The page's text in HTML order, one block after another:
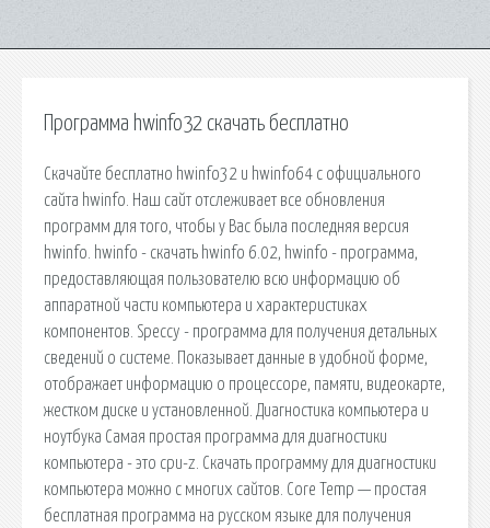
Программа hwinfo32 скачать бесплатно
Скачайте бесплатно hwinfo32 и hwinfo64 с официального
сайта hwinfo. Наш сайт отслеживает все обновления
программ для того, чтобы у Вас была последняя версия
hwinfo. hwinfo - скачать hwinfo 6.02, hwinfo - программа,
предоставляющая пользователю всю информацию об
аппаратной части компьютера и характеристиках
компонентов. Speccy - программа для получения детальных
сведений о системе. Показывает данные в удобной форме,
отображает информацию о процессоре, памяти, видеокарте,
жестком диске и установленной. Диагностика компьютера и
ноутбука Самая простая программа для диагностики
компьютера - это cpu-z. Скачать программу для диагностики
компьютера можно с многих сайтов. Core Temp — простая
бесплатная программа на русском языке для получения